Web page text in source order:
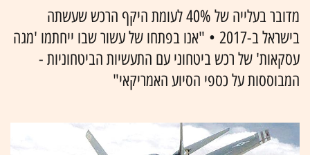
מדובר בעלייה של 40% לעומת היקף הרכש שעשתה
בישראל ב-2017 • "אנו בפתחו של עשור שבו ייחתמו 'מגה
עסקאות' של רכש ביטחוני עם התעשיות הביטחוניות -
המבוססות על כספי הסיוע האמריקאי"